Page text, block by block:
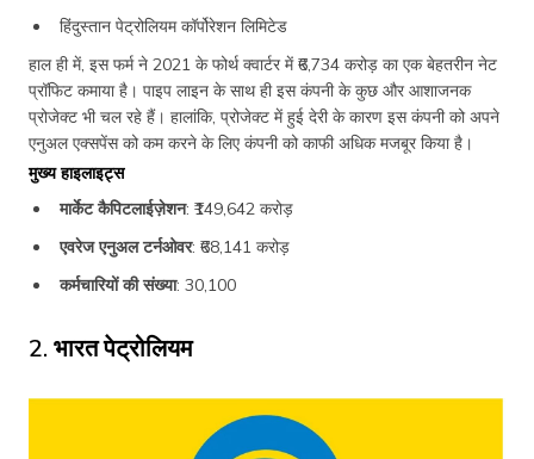
हिंदुस्तान पेट्रोलियम कॉर्पोरेशन लिमिटेड
हाल ही में, इस फर्म ने 2021 के फोर्थ क्वार्टर में ₹6,734 करोड़ का एक बेहतरीन नेट
प्रॉफिट कमाया है। पाइप लाइन के साथ ही इस कंपनी के कुछ और आशाजनक
प्रोजेक्ट भी चल रहे हैं। हालांकि, प्रोजेक्ट में हुई देरी के कारण इस कंपनी को अपने
एनुअल एक्सपेंस को कम करने के लिए कंपनी को काफी अधिक मजबूर किया है।
मुख्य हाइलाइट्स
मार्केट कैपिटलाईज़ेशन: ₹149,642 करोड़
एवरेज एनुअल टर्नओवर: ₹68,141 करोड़
कर्मचारियों की संख्या: 30,100
2. भारत पेट्रोलियम